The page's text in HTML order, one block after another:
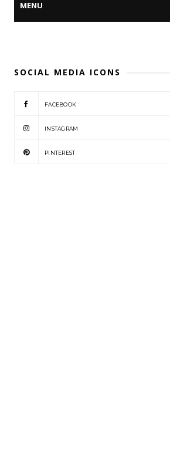
SOCIAL MEDIA ICONS
FACEBOOK
INSTAGRAM
PINTEREST